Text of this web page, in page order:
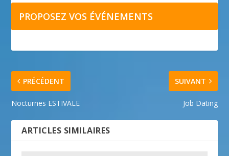
PROPOSEZ VOS ÉVÉNEMENTS
PRÉCÉDENT
Nocturnes ESTIVALE
SUIVANT
Job Dating
ARTICLES SIMILAIRES